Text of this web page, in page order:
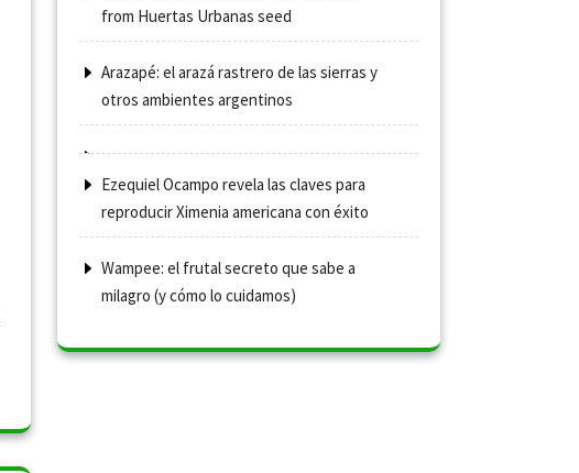
from Huertas Urbanas seed
Arazapé: el arazá rastrero de las sierras y
otros ambientes argentinos
Ezequiel Ocampo revela las claves para
reproducir Ximenia americana con éxito
Wampee: el frutal secreto que sabe a
milagro (y cómo lo cuidamos)